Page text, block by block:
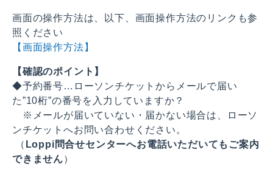
画面の操作方法は、以下、画面操作方法のリンクも参
照ください
【画面操作方法】
【確認のポイント】
◆予約番号…ローソンチケットからメールで届い
た”10桁”の番号を入力していますか？
※メールが届いていない・届かない場合は、ローソ
ンチケットへお問い合わせください。
（ Loppi問合せセンターへお電話いただいてもご案内
できません）